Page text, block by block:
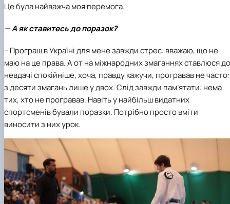
Це була найважча моя перемога.
— А як ставитесь до поразок?
– Програш в Україні для мене завжди стрес: вважаю, що не
маю на це права. А от на міжнародних змаганнях ставлюся до
невдачі спокійніше, хоча, правду кажучи, програвав не часто:
з десяти змагань лише у двох. Слід завжди пам’ятати: нема
тих, хто не програвав. Навіть у найбільш видатних
спортсменів бували поразки. Потрібно просто вміти
виносити з них урок.